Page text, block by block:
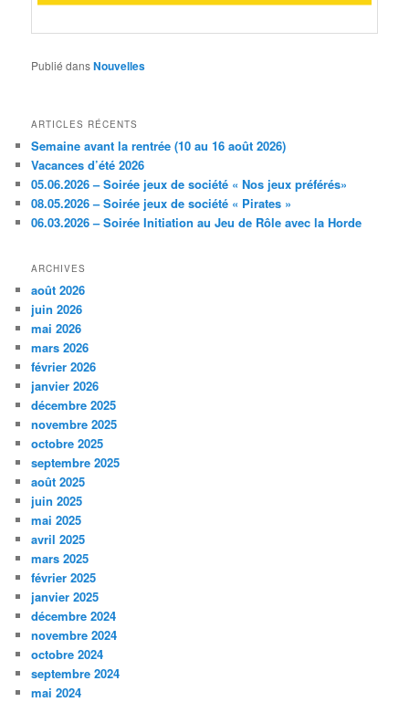
Publié dansNouvelles
ARTICLES RÉCENTS
Semaine avant la rentrée (10 au 16 août 2026)
Vacances d’été 2026
05.06.2026 – Soirée jeux de société « Nos jeux préférés»
08.05.2026 – Soirée jeux de société « Pirates »
06.03.2026 – Soirée Initiation au Jeu de Rôle avec la Horde
ARCHIVES
août 2026
juin 2026
mai 2026
mars 2026
février 2026
janvier 2026
décembre 2025
novembre 2025
octobre 2025
septembre 2025
août 2025
juin 2025
mai 2025
avril 2025
mars 2025
février 2025
janvier 2025
décembre 2024
novembre 2024
octobre 2024
septembre 2024
mai 2024